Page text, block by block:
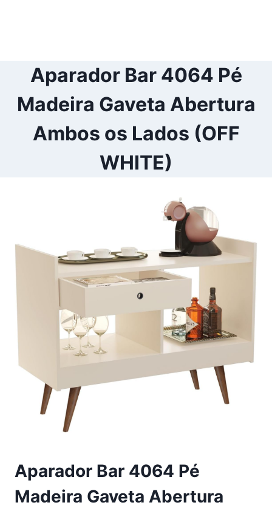
Aparador Bar 4064 Pé
Madeira Gaveta Abertura
Ambos os Lados (OFF
WHITE)
Aparador Bar 4064 Pé
Madeira Gaveta Abertura